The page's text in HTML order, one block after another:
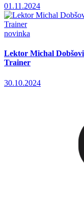
01.11.2024
novinka
Lektor Michal
Trainer
30.10.2024